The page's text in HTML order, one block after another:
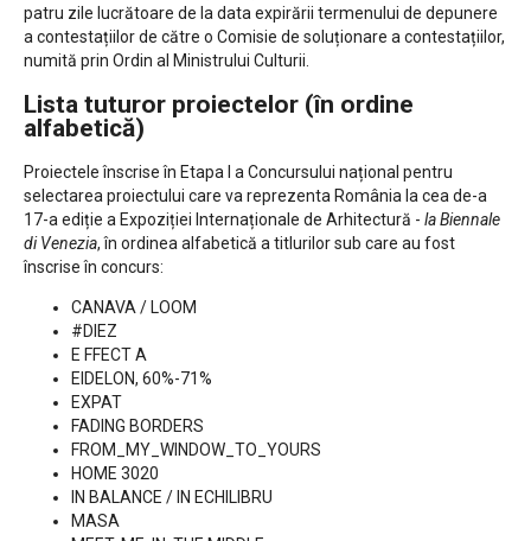
patru zile lucrătoare de la data expirării termenului de depunere
a contestațiilor de către o Comisie de soluționare a contestațiilor,
numită prin Ordin al Ministrului Culturii.
Lista tuturor proiectelor (în ordine
alfabetică)
Proiectele înscrise în Etapa I a Concursului național pentru
selectarea proiectului care va reprezenta România la cea de-a
17-a ediție a Expoziției Internaționale de Arhitectură - la Biennale
di Venezia, în ordinea alfabetică a titlurilor sub care au fost
înscrise în concurs:
CANAVA / LOOM
#DIEZ
E FFECT A
EIDELON, 60%-71%
EXPAT
FADING BORDERS
FROM_MY_WINDOW_TO_YOURS
HOME 3020
IN BALANCE / IN ECHILIBRU
MASA